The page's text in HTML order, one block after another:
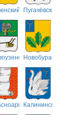
Пугачёвский
Новобурасский
Калининский